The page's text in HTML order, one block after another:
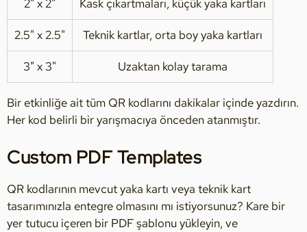
2" x 2" Kask çıkartmaları, küçük yaka kartları
2.5" x 2.5" Teknik kartlar, orta boy yaka kartları
3" x 3" Uzaktan kolay tarama
Bir etkinliğe ait tüm QR kodlarını dakikalar içinde yazdırın.
Her kod belirli bir yarışmacıya önceden atanmıştır.
Custom PDF Templates
QR kodlarının mevcut yaka kartı veya teknik kart
tasarımınızla entegre olmasını mı istiyorsunuz? Kare bir
yer tutucu içeren bir PDF şablonu yükleyin, ve